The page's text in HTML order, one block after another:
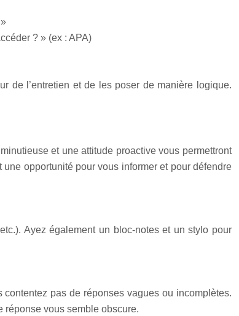
? » (ex : APA)
de l’entretien et de les poser de manière logique.
et une attitude proactive vous permettront
opportunité pour vous informer et pour défendre
Ayez également un bloc-notes et un stylo pour
pas de réponses vagues ou incomplètes.
réponse vous semble obscure.